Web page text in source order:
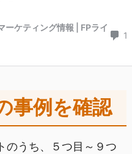
事例を確認
のうち、５つ目～９つ